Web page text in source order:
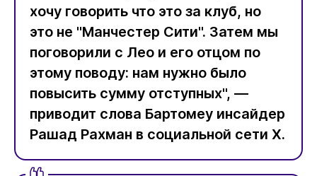
хочу говорить что это за клуб, но
это не "Манчестер Сити". Затем мы
поговорили с Лео и его отцом по
этому поводу: нам нужно было
повысить сумму отступных", —
приводит слова Бартомеу инсайдер
Рашад Рахман в социальной сети Х.